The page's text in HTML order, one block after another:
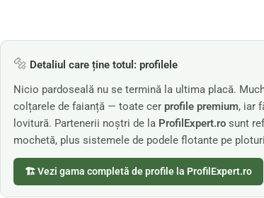
🔩 Detaliul care ține totul: profilele
Nicio pardoseală nu se termină la ultima placă.
colțarele de faianță — toate cer profile premium, iar
lovitură. Partenerii noștri de la ProfilExpert.ro sunt
mochetă, plus sistemele de podele flotante pe
🏗️ Vezi gama completă de profile la ProfilExpert.ro